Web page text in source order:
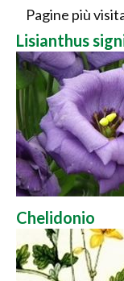
Pagine più
Lisianthus
Chelidonio